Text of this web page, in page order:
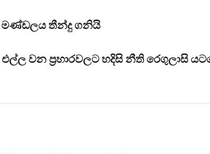
මණ්ඩලය තීන්දු ගනියි
වන ප්‍රහාරවලට හදිසි නීති රෙගුලාසි